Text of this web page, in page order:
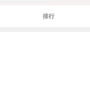
排行